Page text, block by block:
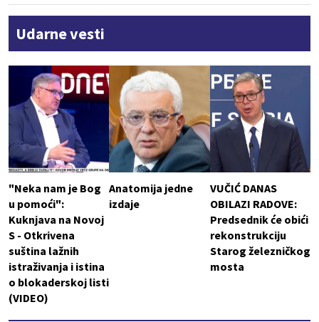
Udarne vesti
"Neka nam je Bog
u pomoći":
Kuknjava na Novoj
S - Otkrivena
suština lažnih
istraživanja i istina
o blokaderskoj listi
(VIDEO)
Anatomija jedne
izdaje
VUČIĆ DANAS
OBILAZI RADOVE:
Predsednik će obići
rekonstrukciju
Starog železničkog
mosta